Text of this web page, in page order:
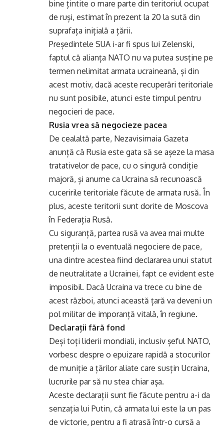
bine țintite o mare parte din teritoriul ocupat
de ruși, estimat în prezent la 20 la sută din
suprafața inițială a țării.
Președintele SUA i-ar fi spus lui Zelenski,
faptul că alianța NATO nu va putea susține pe
termen nelimitat armata ucraineană, și din
acest motiv, dacă aceste recuperări teritoriale
nu sunt posibile, atunci este timpul pentru
negocieri de pace.
Rusia vrea să negocieze pacea
De cealaltă parte, Nezavisimaia Gazeta
anunță că Rusia este gata să se așeze la masa
tratativelor de pace, cu o singură condiție
majoră, și anume ca Ucraina să recunoască
cuceririle teritoriale făcute de armata rusă. În
plus, aceste teritorii sunt dorite de Moscova
în Federația Rusă.
Cu siguranță, partea rusă va avea mai multe
pretenții la o eventuală negociere de pace,
una dintre acestea fiind declararea unui statut
de neutralitate a Ucrainei, fapt ce evident este
imposibil. Dacă Ucraina va trece cu bine de
acest război, atunci această țară va deveni un
pol militar de imporanță vitală, în regiune.
Declarații fără fond
Deși toți liderii mondiali, inclusiv șeful NATO,
vorbesc despre o epuizare rapidă a stocurilor
de muniție a țărilor aliate care susțin Ucraina,
lucrurile par să nu stea chiar așa.
Aceste declarații sunt fie făcute pentru a-i da
senzația lui Putin, că armata lui este la un pas
de victorie, pentru a fi atrasă într-o cursă a